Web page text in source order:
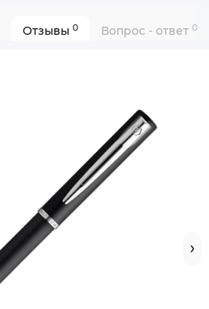
Отзывы 0 Вопрос - ответ 0